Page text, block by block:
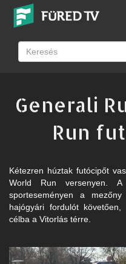
Generali
Run
Kétezren húztak futócipőt
World Run versenyen. A
sporteseményen a
hajógyári fordulót
célba a Vitorlás térre.